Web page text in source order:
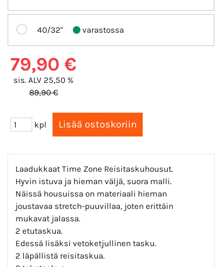
40/32" varastossa
79,90 €
sis. ALV 25,50 %
89,90 €
kpl
Laadukkaat Time Zone Reisitaskuhousut.
Hyvin istuva ja hieman väljä, suora malli.
Näissä housuissa on materiaali hieman
joustavaa stretch-puuvillaa, joten erittäin
mukavat jalassa.
2 etutaskua.
Edessä lisäksi vetoketjullinen tasku.
2 läpällistä reisitaskua.